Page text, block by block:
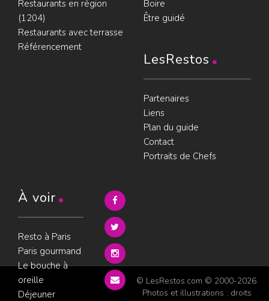
Restaurants en région
(1204)
Restaurants avec terrasse
Référencement
Boire
Être guidé
LesRestos
Partenaires
Liens
Plan du guide
Contact
Portraits de Chefs
À voir
Resto à Paris
Paris gourmand
Le bouche à
oreille
Déjeuner
© LesRestos.com © 2000-2026.
Photos et illustrations : droits